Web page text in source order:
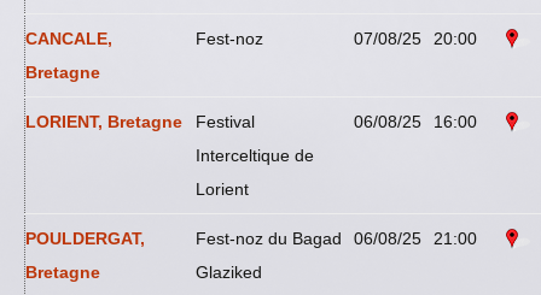
CANCALE,
Bretagne
Fest-noz 07/08/25 20:00
LORIENT, Bretagne
Festival
Interceltique de
Lorient
06/08/25 16:00
POULDERGAT,
Bretagne
Fest-noz du Bagad
Glaziked
06/08/25 21:00